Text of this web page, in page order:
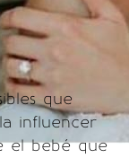
que
influencer
el bebé que